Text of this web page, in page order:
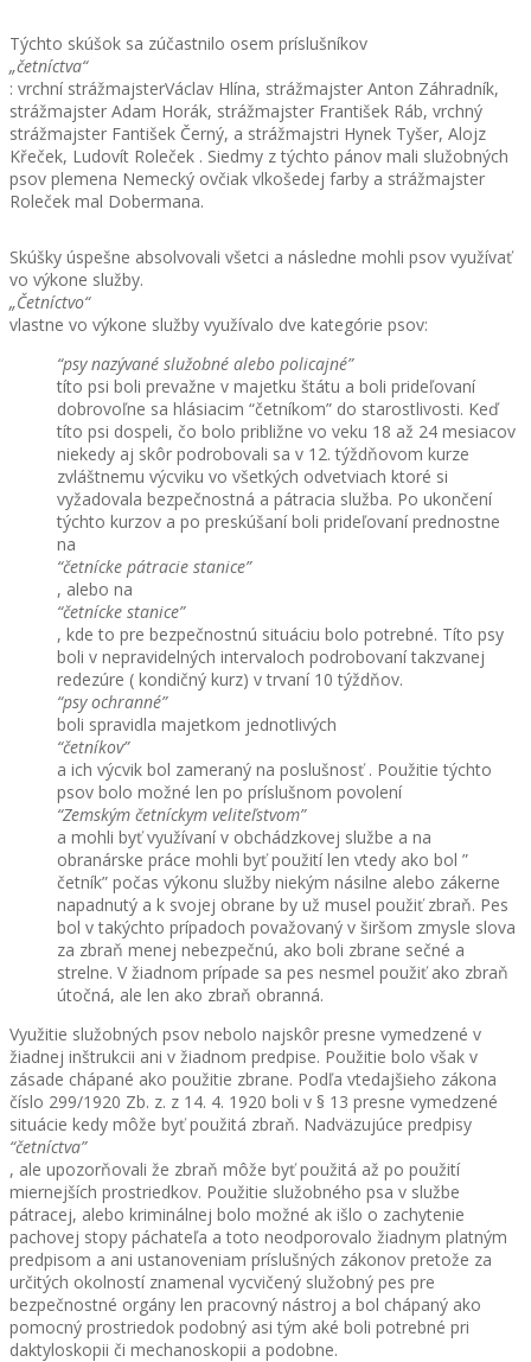
Týchto skúšok sa zúčastnilo osem príslušníkov
„četníctva“
: vrchní strážmajsterVáclav Hlína, strážmajster Anton Záhradník,
strážmajster Adam Horák, strážmajster František Ráb, vrchný
strážmajster Fantišek Černý, a strážmajstri Hynek Tyšer, Alojz
Křeček, Ludovít Roleček . Siedmy z týchto pánov mali služobných
psov plemena Nemecký ovčiak vlkošedej farby a strážmajster
Roleček mal Dobermana.
Skúšky úspešne absolvovali všetci a následne mohli psov využívať
vo výkone služby.
„Četníctvo“
vlastne vo výkone služby využívalo dve kategórie psov:
“psy nazývané služobné alebo policajné”
títo psi boli prevažne v majetku štátu a boli prideľovaní
dobrovoľne sa hlásiacim “četníkom” do starostlivosti. Keď
títo psi dospeli, čo bolo približne vo veku 18 až 24 mesiacov
niekedy aj skôr podrobovali sa v 12. týždňovom kurze
zvláštnemu výcviku vo všetkých odvetviach ktoré si
vyžadovala bezpečnostná a pátracia služba. Po ukončení
týchto kurzov a po preskúšaní boli prideľovaní prednostne
na
“četnícke pátracie stanice”
, alebo na
“četnícke stanice”
, kde to pre bezpečnostnú situáciu bolo potrebné. Títo psy
boli v nepravidelných intervaloch podrobovaní takzvanej
redezúre ( kondičný kurz) v trvaní 10 týždňov.
“psy ochranné”
boli spravidla majetkom jednotlivých
“četníkov”
a ich výcvik bol zameraný na poslušnosť . Použitie týchto
psov bolo možné len po príslušnom povolení
“Zemským četníckym veliteľstvom”
a mohli byť využívaní v obchádzkovej službe a na
obranárske práce mohli byť použití len vtedy ako bol ”
četník” počas výkonu služby niekým násilne alebo zákerne
napadnutý a k svojej obrane by už musel použiť zbraň. Pes
bol v takýchto prípadoch považovaný v širšom zmysle slova
za zbraň menej nebezpečnú, ako boli zbrane sečné a
strelne. V žiadnom prípade sa pes nesmel použiť ako zbraň
útočná, ale len ako zbraň obranná.
Využitie služobných psov nebolo najskôr presne vymedzené v
žiadnej inštrukcii ani v žiadnom predpise. Použitie bolo však v
zásade chápané ako použitie zbrane. Podľa vtedajšieho zákona
číslo 299/1920 Zb. z. z 14. 4. 1920 boli v § 13 presne vymedzené
situácie kedy môže byť použitá zbraň. Nadväzujúce predpisy
“četníctva”
, ale upozorňovali že zbraň môže byť použitá až po použití
miernejších prostriedkov. Použitie služobného psa v službe
pátracej, alebo kriminálnej bolo možné ak išlo o zachytenie
pachovej stopy páchateľa a toto neodporovalo žiadnym platným
predpisom a ani ustanoveniam príslušných zákonov pretože za
určitých okolností znamenal vycvičený služobný pes pre
bezpečnostné orgány len pracovný nástroj a bol chápaný ako
pomocný prostriedok podobný asi tým aké boli potrebné pri
daktyloskopii či mechanoskopii a podobne.